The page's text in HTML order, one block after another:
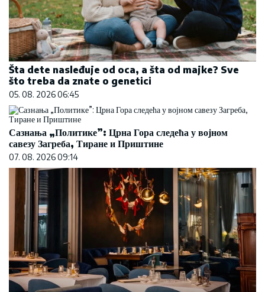
Šta dete nasleđuje od oca, a šta od majke? Sve
što treba da znate o genetici
05. 08. 2026 06:45
Сазнања „Политике”: Црна Гора следећа у војном
савезу Загреба, Тиране и Приштине
07. 08. 2026 09:14